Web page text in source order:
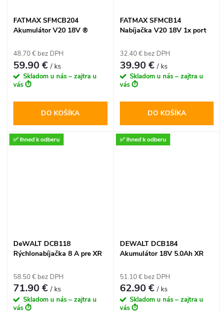
FATMAX SFMCB204
Akumulátor V20 18V ®
48.70 € bez DPH
59.90 €/ ks
Skladom u nás – zajtra u
vás ⏱️
DO KOŠÍKA
FATMAX SFMCB14
Nabíjačka V20 18V 1x port
32.40 € bez DPH
39.90 €/ ks
Skladom u nás – zajtra u
vás ⏱️
DO KOŠÍKA
✅ Ihneď k odberu
DeWALT DCB118
Rýchlonabíjačka 8 A pre XR
58.50 € bez DPH
71.90 €/ ks
Skladom u nás – zajtra u
vás ⏱️
✅ Ihneď k odberu
DEWALT DCB184
Akumulátor 18V 5.0Ah XR
51.10 € bez DPH
62.90 €/ ks
Skladom u nás – zajtra u
vás ⏱️